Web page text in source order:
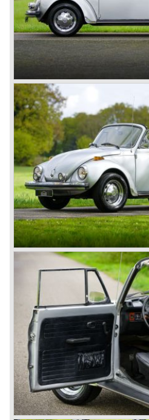
Technical data
Four cylinder boxer engine
cylinder capacity: 1584 cc.
capacity: 60 bhp. at 4000 rpm.
gearbox: 4- speed, manual
weight: 890 kg.